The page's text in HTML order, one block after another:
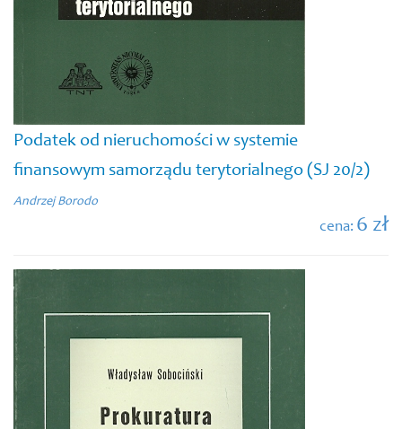
Podatek od nieruchomości w systemie
finansowym samorządu terytorialnego (SJ 20/2)
Andrzej Borodo
cena: 6 zł